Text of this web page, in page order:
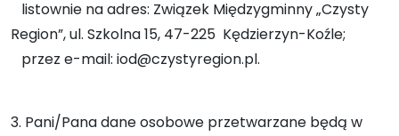
listownie na adres: Związek Międzygminny „Czysty
Region”, ul. Szkolna 15, 47-225 Kędzierzyn-Koźle;
przez e-mail: iod@czystyregion.pl.
3. Pani/Pana dane osobowe przetwarzane będą w